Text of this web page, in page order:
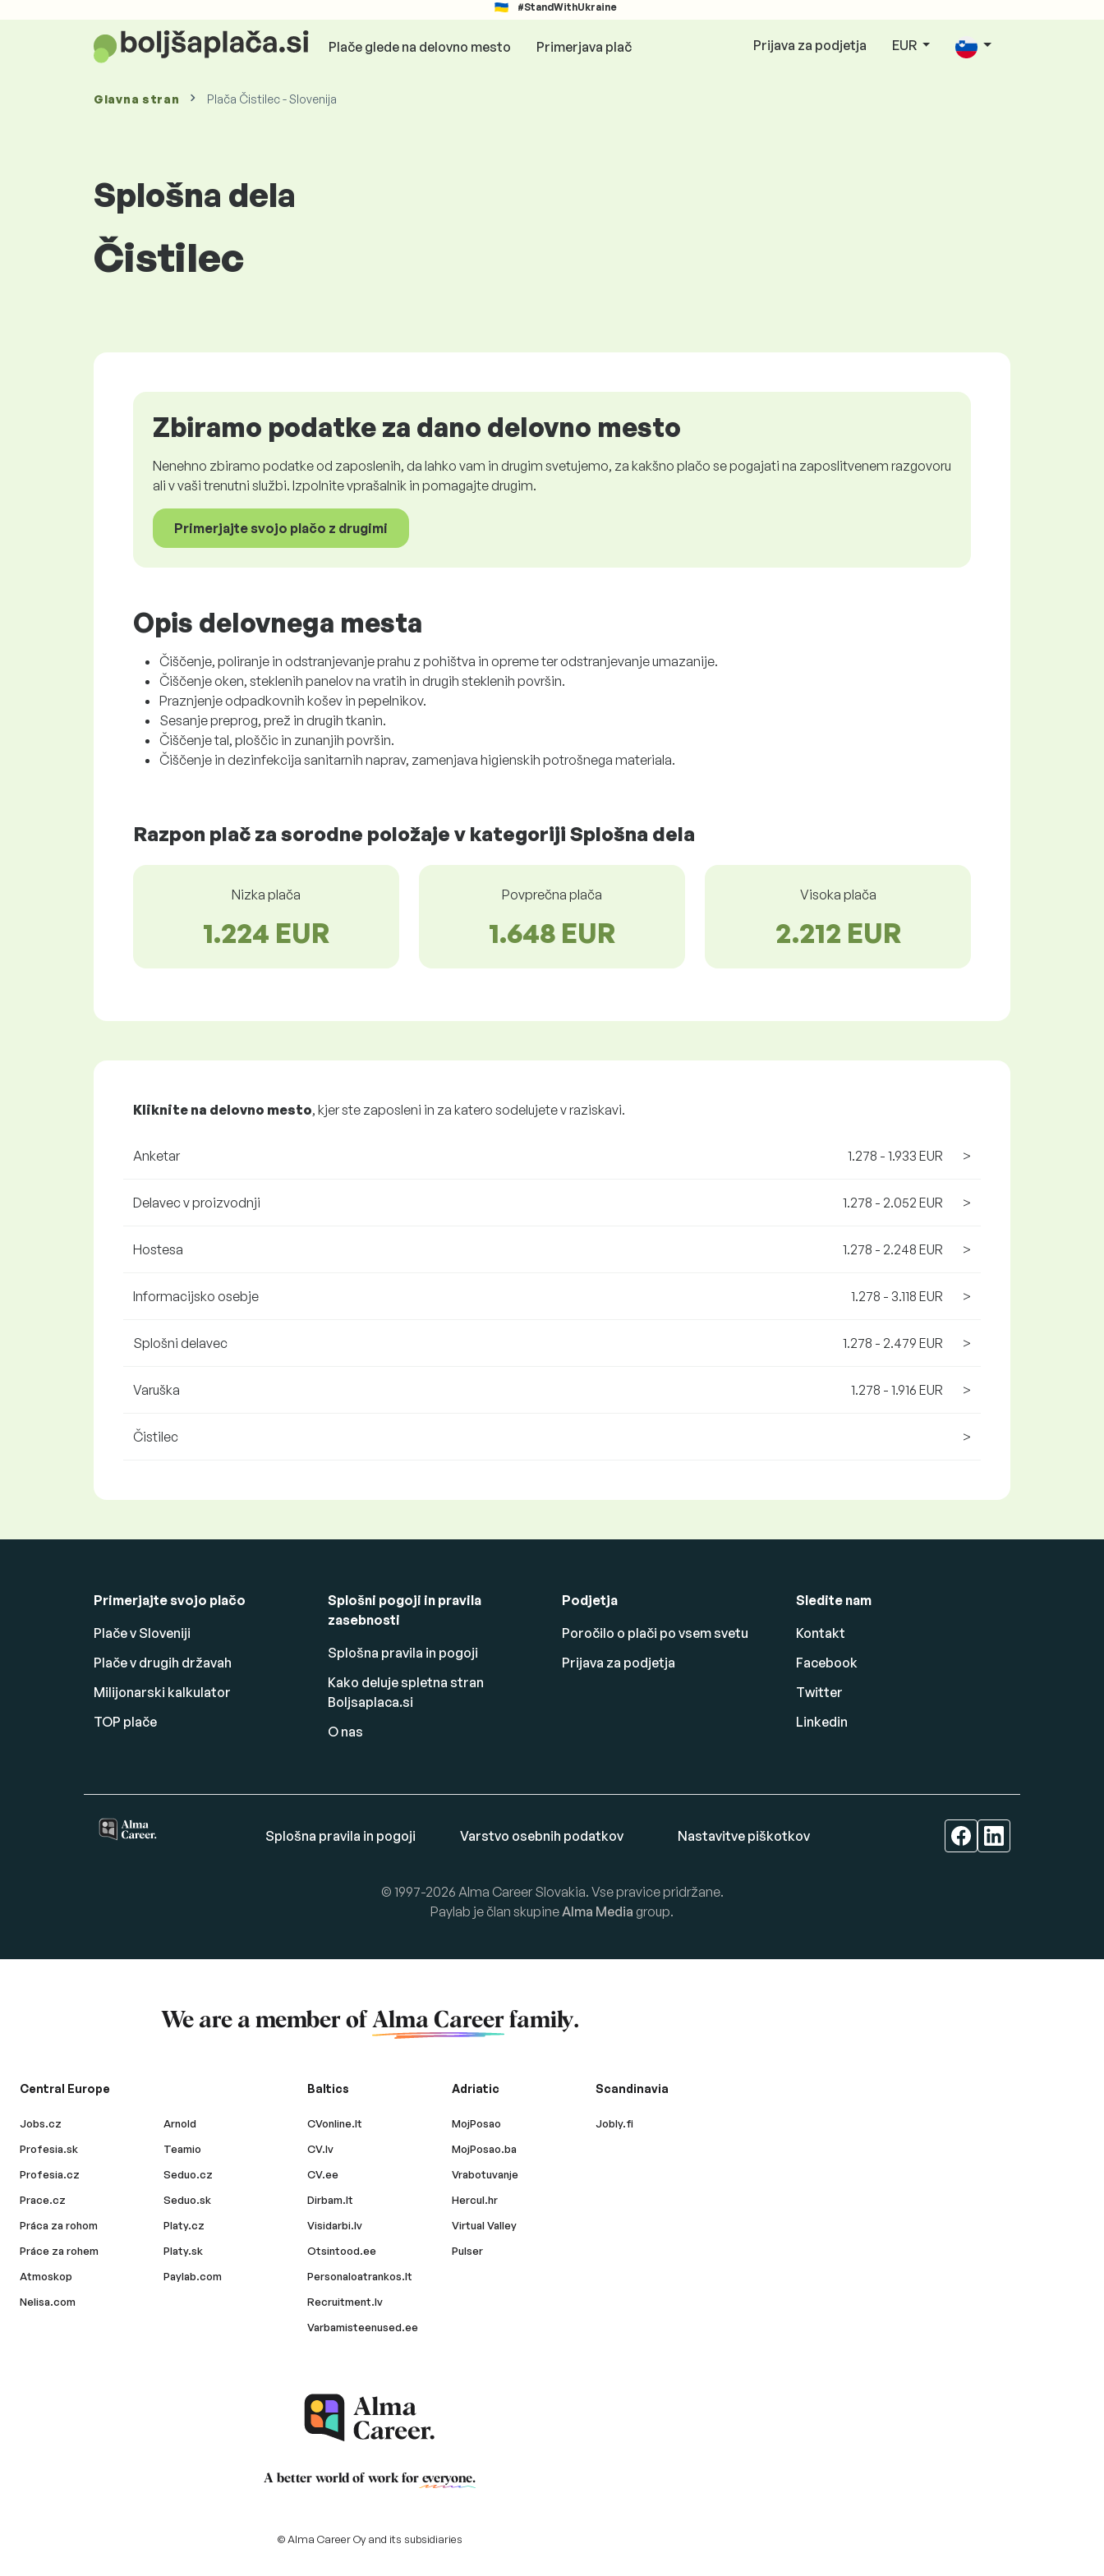
#StandWithUkraine
Plače glede na delovno mesto Primerjava plač Prijava za podjetja EUR
Glavna stran Plača Čistilec - Slovenija
Splošna dela
Čistilec
Zbiramo podatke za dano delovno mesto
Nenehno zbiramo podatke od zaposlenih, da lahko vam in drugim svetujemo, za kakšno plačo se pogajati na zaposlitvenem razgovoru
ali v vaši trenutni službi. Izpolnite vprašalnik in pomagajte drugim.
Primerjajte svojo plačo z drugimi
Opis delovnega mesta
Čiščenje, poliranje in odstranjevanje prahu z pohištva in opreme ter odstranjevanje umazanije.
Čiščenje oken, steklenih panelov na vratih in drugih steklenih površin.
Praznjenje odpadkovnih košev in pepelnikov.
Sesanje preprog, prež in drugih tkanin.
Čiščenje tal, ploščic in zunanjih površin.
Čiščenje in dezinfekcija sanitarnih naprav, zamenjava higienskih potrošnega materiala.
Razpon plač za sorodne položaje v kategoriji Splošna dela
Nizka plača
1.224 EUR
Povprečna plača
1.648 EUR
Visoka plača
2.212 EUR
Kliknite na delovno mesto, kjer ste zaposleni in za katero sodelujete v raziskavi.
Anketar 1.278 - 1.933 EUR >
Delavec v proizvodnji 1.278 - 2.052 EUR >
Hostesa 1.278 - 2.248 EUR >
Informacijsko osebje 1.278 - 3.118 EUR >
Splošni delavec 1.278 - 2.479 EUR >
Varuška 1.278 - 1.916 EUR >
Čistilec >
Primerjajte svojo plačo
Plače v Sloveniji
Plače v drugih državah
Milijonarski kalkulator
TOP plače
Splošni pogoji in pravila
zasebnosti
Splošna pravila in pogoji
Kako deluje spletna stran
Boljsaplaca.si
O nas
Podjetja
Poročilo o plači po vsem svetu
Prijava za podjetja
Sledite nam
Kontakt
Facebook
Twitter
Linkedin
Splošna pravila in pogoji Varstvo osebnih podatkov Nastavitve piškotkov
© 1997-2026 Alma Career Slovakia. Vse pravice pridržane.
Paylab je član skupineAlma Media group.
We are a member of Alma Careerfamily.
Central Europe
Jobs.cz
Profesia.sk
Profesia.cz
Prace.cz
Práca za rohom
Práce za rohem
Atmoskop
Nelisa.com
Arnold
Teamio
Seduo.cz
Seduo.sk
Platy.cz
Platy.sk
Paylab.com
Baltics
CVonline.lt
CV.lv
CV.ee
Dirbam.lt
Visidarbi.lv
Otsintood.ee
Personaloatrankos.lt
Recruitment.lv
Varbamisteenused.ee
Adriatic
MojPosao
MojPosao.ba
Vrabotuvanje
Hercul.hr
Virtual Valley
Pulser
Scandinavia
Jobly.fi
A better world of work for everyone.
© Alma Career Oy and its subsidiaries